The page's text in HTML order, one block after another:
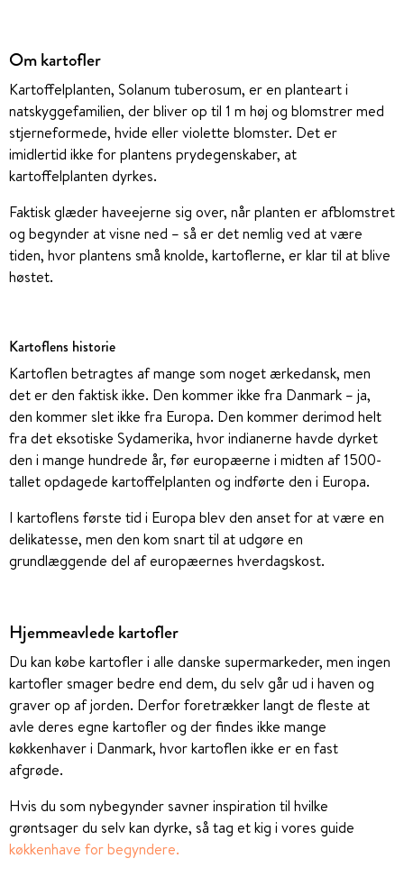
Om kartofler
Kartoffelplanten, Solanum tuberosum, er en planteart i
natskyggefamilien, der bliver op til 1 m høj og blomstrer med
stjerneformede, hvide eller violette blomster. Det er
imidlertid ikke for plantens prydegenskaber, at
kartoffelplanten dyrkes.
Faktisk glæder haveejerne sig over, når planten er afblomstret
og begynder at visne ned – så er det nemlig ved at være
tiden, hvor plantens små knolde, kartoflerne, er klar til at blive
høstet.
Kartoflens historie
Kartoflen betragtes af mange som noget ærkedansk, men
det er den faktisk ikke. Den kommer ikke fra Danmark – ja,
den kommer slet ikke fra Europa. Den kommer derimod helt
fra det eksotiske Sydamerika, hvor indianerne havde dyrket
den i mange hundrede år, før europæerne i midten af 1500-
tallet opdagede kartoffelplanten og indførte den i Europa.
I kartoflens første tid i Europa blev den anset for at være en
delikatesse, men den kom snart til at udgøre en
grundlæggende del af europæernes hverdagskost.
Hjemmeavlede kartofler
Du kan købe kartofler i alle danske supermarkeder, men ingen
kartofler smager bedre end dem, du selv går ud i haven og
graver op af jorden. Derfor foretrækker langt de fleste at
avle deres egne kartofler og der findes ikke mange
køkkenhaver i Danmark, hvor kartoflen ikke er en fast
afgrøde.
Hvis du som nybegynder savner inspiration til hvilke
grøntsager du selv kan dyrke, så tag et kig i vores guide
køkkenhave for begyndere.